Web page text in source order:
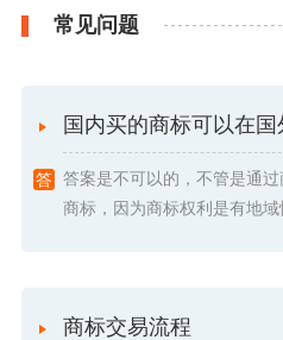
常见问题
国内买的商标可以在国
答案是不可以的，不管是通
商标，因为商标权利是有地
商标交易流程